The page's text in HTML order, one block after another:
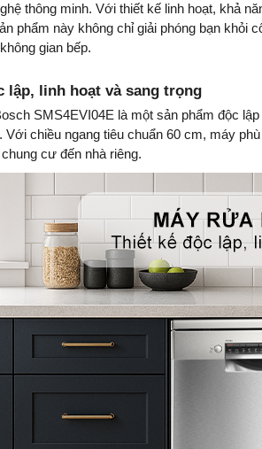
thông minh. Với thiết kế linh hoạt, khả
phẩm này không chỉ giải phóng bạn khỏi
gian bếp.
lập, linh hoạt và sang trọng
SMS4EVI04E là một sản phẩm độc
Với chiều ngang tiêu chuẩn 60 cm, máy
cư đến nhà riêng.